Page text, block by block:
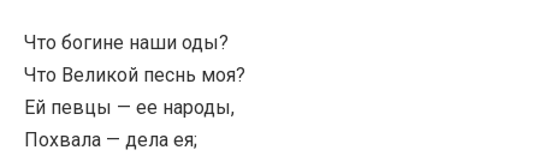
Что богине наши оды?
Что Великой песнь моя?
Ей певцы — ее народы,
Похвала — дела ея;